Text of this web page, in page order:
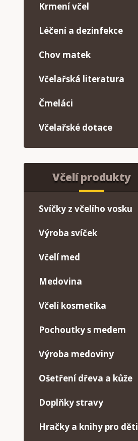
Krmení včel
Léčení a dezinfekce
Chov matek
Včelařská literatura
Čmeláci
Včelařské dotace
Včelí produkty
Svíčky z včelího vosku
Výroba svíček
Včelí med
Medovina
Včelí kosmetika
Pochoutky s medem
Výroba medoviny
Ošetření dřeva a kůže
Doplňky stravy
Hračky a knihy pro děti